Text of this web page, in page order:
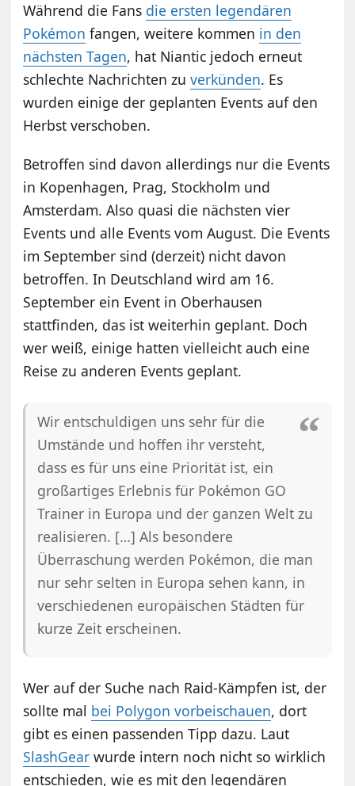
Während die Fans die ersten legendären
Pokémon fangen, weitere kommen in den
nächsten Tagen, hat Niantic jedoch erneut
schlechte Nachrichten zuverkünden. Es
wurden einige der geplanten Events auf den
Herbst verschoben.
Betroffen sind davon allerdings nur die Events
in Kopenhagen, Prag, Stockholm und
Amsterdam. Also quasi die nächsten vier
Events und alle Events vom August. Die Events
im September sind (derzeit) nicht davon
betroffen. In Deutschland wird am 16.
September ein Event in Oberhausen
stattfinden, das ist weiterhin geplant. Doch
wer weiß, einige hatten vielleicht auch eine
Reise zu anderen Events geplant.
Wir entschuldigen uns sehr für die
Umstände und hoffen ihr versteht,
dass es für uns eine Priorität ist, ein
großartiges Erlebnis für Pokémon GO
Trainer in Europa und der ganzen Welt zu
realisieren. […] Als besondere
Überraschung werden Pokémon, die man
nur sehr selten in Europa sehen kann, in
verschiedenen europäischen Städten für
kurze Zeit erscheinen.
Wer auf der Suche nach Raid-Kämpfen ist, der
sollte mal bei Polygon vorbeischauen, dort
gibt es einen passenden Tipp dazu. Laut
SlashGear wurde intern noch nicht so wirklich
entschieden, wie es mit den legendären